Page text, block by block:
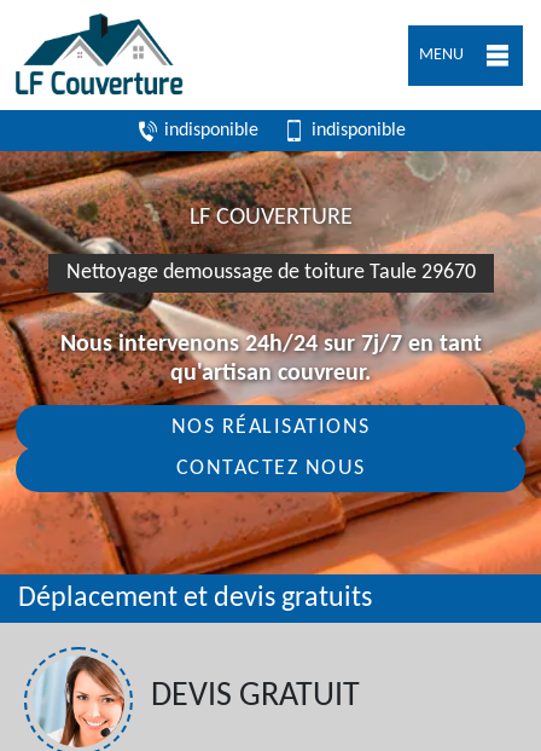
MENU
indisponible indisponible
LF COUVERTURE
Nettoyage demoussage de toiture Taule 29670
Nous intervenons 24h/24 sur 7j/7 en tant
qu'artisan couvreur.
NOS RÉALISATIONS
CONTACTEZ NOUS
Déplacement et devis gratuits
DEVIS GRATUIT